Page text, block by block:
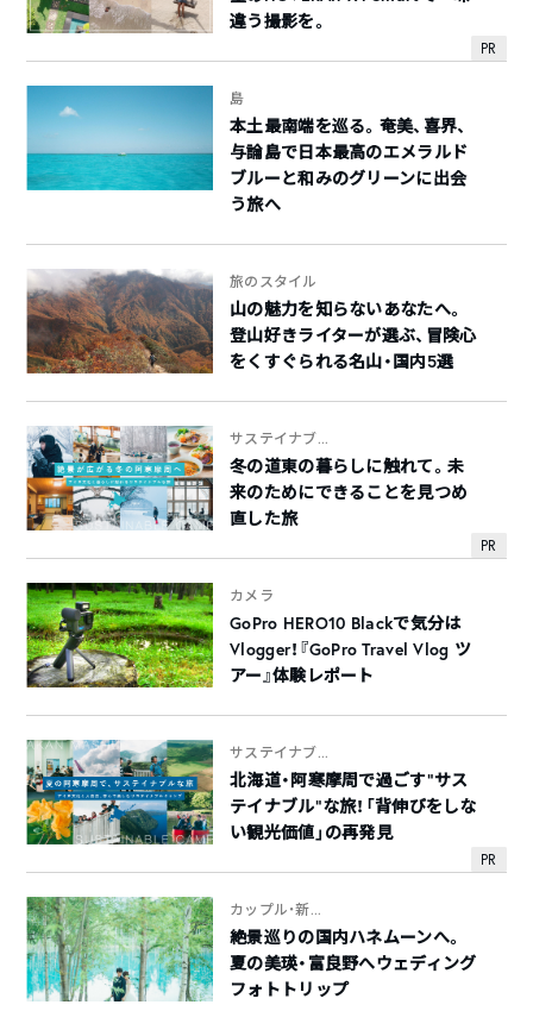
PR
違う撮影を。
島
本土最南端を巡る。奄美、喜界、
与論島で日本最高のエメラルド
ブルーと和みのグリーンに出会
う旅へ
旅のスタイル
山の魅力を知らないあなたへ。
登山好きライターが選ぶ、冒険心
をくすぐられる名山・国内5選
PR
サステイナブ...
冬の道東の暮らしに触れて。未
来のためにできることを見つめ
直した旅
カメラ
GoPro HERO10 Blackで気分は
Vlogger！『GoPro Travel Vlog ツ
アー』体験レポート
PR
サステイナブ...
北海道・阿寒摩周で過ごす“サス
テイナブル”な旅！「背伸びをしな
い観光価値」の再発見
カップル・新...
絶景巡りの国内ハネムーンへ。
夏の美瑛・富良野へウェディング
フォトトリップ